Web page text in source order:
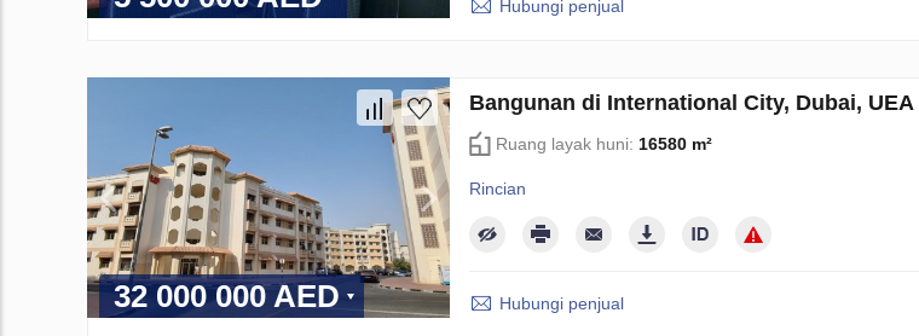
Hubungi penjual
32 000 000 AED
Bangunan di International City, Dubai, UEA
Ruang layak huni: 16580 m²
Rincian
Hubungi penjual